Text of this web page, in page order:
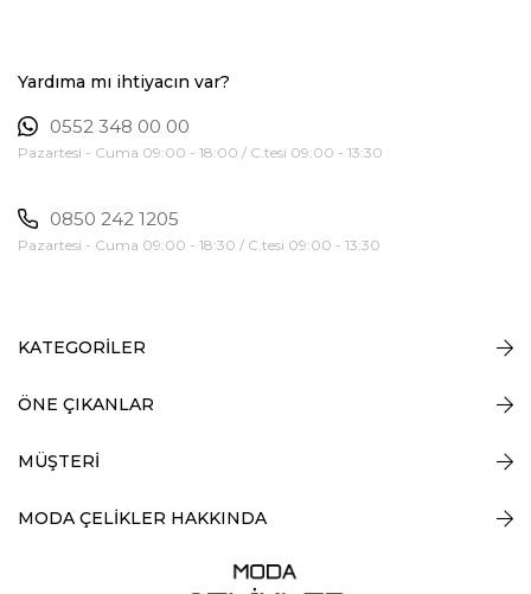
Yardıma mı ihtiyacın var?
0552 348 00 00
Pazartesi - Cuma 09:00 - 18:00 / C.tesi 09:00 - 13:30
0850 242 1205
Pazartesi - Cuma 09:00 - 18:30 / C.tesi 09:00 - 13:30
KATEGORİLER
ÖNE ÇIKANLAR
MÜŞTERİ
MODA ÇELİKLER HAKKINDA